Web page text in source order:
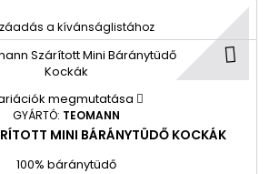
a kívánságlistához
megmutatása
GYÁRTÓ: TEOMANN
MINI BÁRÁNYTÜDŐ KOCKÁK
100% báránytüdő